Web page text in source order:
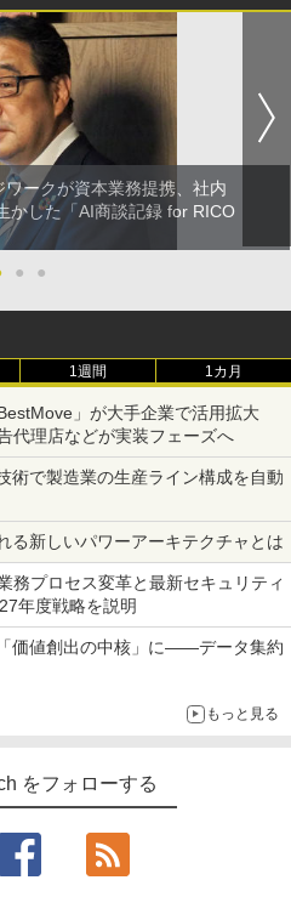
ークが資本業務提携、社内
かした「AI商談記録 for RICO
● ●
1週間 1カ月
」が大手企業で活用拡大
代理店などが実装フェーズへ
術で製造業の生産ライン構成を自動
る新しいパワーアーキテクチャとは
務プロセス変革と最新セキュリティ
年度戦略を説明
価値創出の中核」に――データ集約
もっと見る
をフォローする